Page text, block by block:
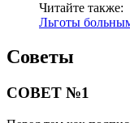
Читайте также:
Льготы
Советы
СОВЕТ №1